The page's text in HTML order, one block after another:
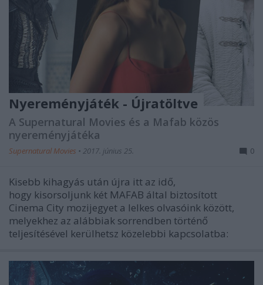
Nyereményjáték - Újratöltve
A Supernatural Movies és a Mafab közös
nyereményjátéka
Supernatural Movies • 2017. június 25. 0
Kisebb kihagyás után újra itt az idő,
hogy kisorsoljunk két MAFAB által biztosított
Cinema City mozijegyet a lelkes olvasóink között,
melyekhez az alábbiak sorrendben történő
teljesítésével kerülhetsz közelebbi kapcsolatba: